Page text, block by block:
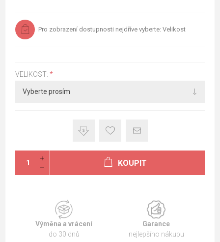
Pro zobrazení dostupnosti nejdříve vyberte: Velikost
VELIKOST: *
KOUPIT
Výměna a vrácení
do 30 dnů
Garance
nejlepšího nákupu